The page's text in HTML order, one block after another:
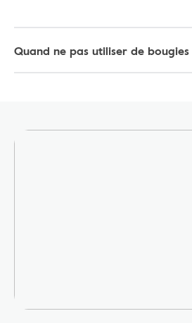
Quand ne pas utiliser de